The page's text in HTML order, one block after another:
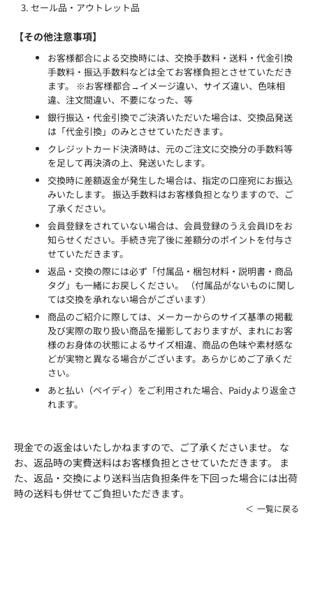
セール品・アウトレット品
【その他注意事項】
お客様都合による交換時には、交換手数料・送料・代金引換
手数料・振込手数料などは全てお客様負担とさせていただき
ます。 ※お客様都合→イメージ違い、サイズ違い、色味相
違、注文間違い、不要になった、等
銀行振込・代金引換でご決済いただいた場合は、交換品発送
は「代金引換」のみとさせていただきます。
クレジットカード決済時は、元のご注文に交換分の手数料等
を足して再決済の上、発送いたします。
交換時に差額返金が発生した場合は、指定の口座宛にお振込
みいたします。 振込手数料はお客様負担となりますので、ご
了承ください。
会員登録をされていない場合は、会員登録のうえ会員IDをお
知らせください。手続き完了後に差額分のポイントを付与さ
せていただきます。
返品・交換の際には必ず「付属品・梱包材料・説明書・商品
タグ」も一緒にお戻しください。 （付属品がないものに関し
ては交換を承れない場合がございます）
商品のご紹介に際しては、メーカーからのサイズ基準の掲載
及び実際の取り扱い商品を撮影しておりますが、まれにお客
様のお身体の状態によるサイズ相違、商品の色味や素材感な
どが実物と異なる場合がございます。あらかじめご了承くだ
さい。
あと払い（ペイディ）をご利用された場合、Paidyより返金さ
れます。
現金での返金はいたしかねますので、ご了承くださいませ。 な
お、返品時の実費送料はお客様負担とさせていただきます。 ま
た、返品・交換により送料当店負担条件を下回った場合には出荷
時の送料も併せてご負担いただきます。
一覧に戻る